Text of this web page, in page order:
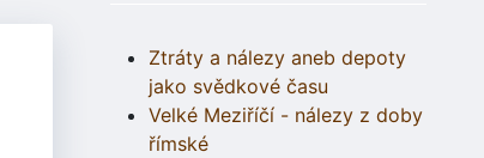
Ztráty a nálezy aneb depoty
jako svědkové času
Velké Meziříčí - nálezy z doby
římské